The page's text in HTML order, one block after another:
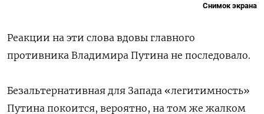
Снимок экрана
Реакции на эти слова вдовы главного
противника Владимира Путина не последовало.
Безальтернативная для Запада «легитимность»
Путина покоится, вероятно, на том же жалком